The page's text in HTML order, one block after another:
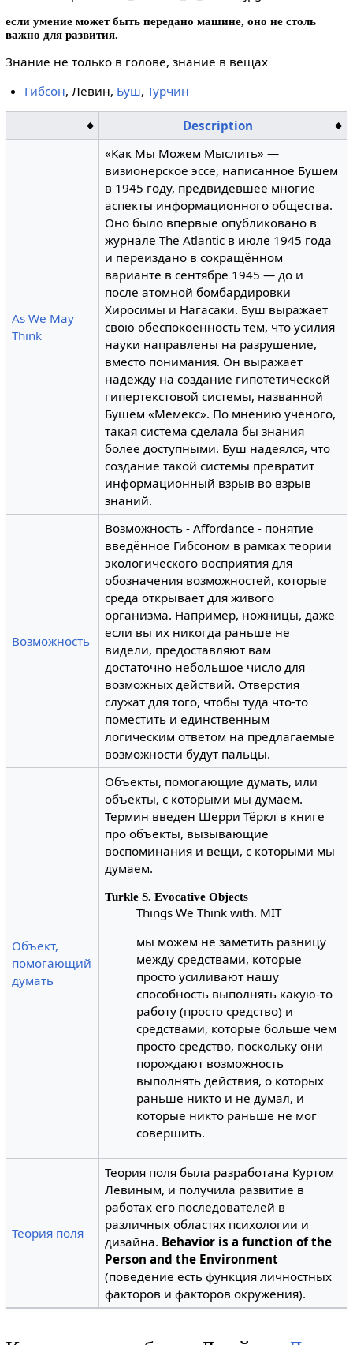
если умение может быть передано машине, оно не столь
важно для развития.
Знание не только в голове, знание в вещах
Гибсон, Левин, Буш,Турчин
Description
As We May
Think
«Как Мы Можем Мыслить» —
визионерское эссе, написанное Бушем
в 1945 году, предвидевшее многие
аспекты информационного общества.
Оно было впервые опубликовано в
журнале The Atlantic в июле 1945 года
и переиздано в сокращённом
варианте в сентябре 1945 — до и
после атомной бомбардировки
Хиросимы и Нагасаки. Буш выражает
свою обеспокоенность тем, что усилия
науки направлены на разрушение,
вместо понимания. Он выражает
надежду на создание гипотетической
гипертекстовой системы, названной
Бушем «Мемекс». По мнению учёного,
такая система сделала бы знания
более доступными. Буш надеялся, что
создание такой системы превратит
информационный взрыв во взрыв
знаний.
Возможность
Возможность - Affordance - понятие
введённое Гибсоном в рамках теории
экологического восприятия для
обозначения возможностей, которые
среда открывает для живого
организма. Например, ножницы, даже
если вы их никогда раньше не
видели, предоставляют вам
достаточно небольшое число для
возможных действий. Отверстия
служат для того, чтобы туда что-то
поместить и единственным
логическим ответом на предлагаемые
возможности будут пальцы.
Объект,
помогающий
думать
Объекты, помогающие думать, или
объекты, с которыми мы думаем.
Термин введен Шерри Тёркл в книге
про объекты, вызывающие
воспоминания и вещи, с которыми мы
думаем.
Turkle S. Evocative Objects
Things We Think with. MIT
мы можем не заметить разницу
между средствами, которые
просто усиливают нашу
способность выполнять какую-то
работу (просто средство) и
средствами, которые больше чем
просто средство, поскольку они
порождают возможность
выполнять действия, о которых
раньше никто и не думал, и
которые никто раньше не мог
совершить.
Теория поля
Теория поля была разработана Куртом
Левиным, и получила развитие в
работах его последователей в
различных областях психологии и
дизайна. Behavior is a function of the
Person and the Environment
(поведение есть функция личностных
факторов и факторов окружения).